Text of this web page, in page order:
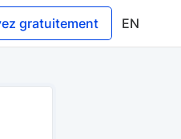
gratuitement EN